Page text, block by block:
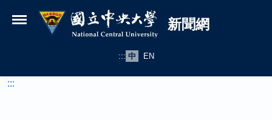
國立中央大學新聞網
新聞網
::: 中 EN
:::